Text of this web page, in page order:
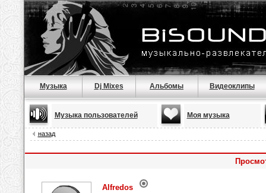
Музыка Dj Mixes Альбомы Видеоклипы
Музыка пользователей Моя музыка
назад
Alfredos